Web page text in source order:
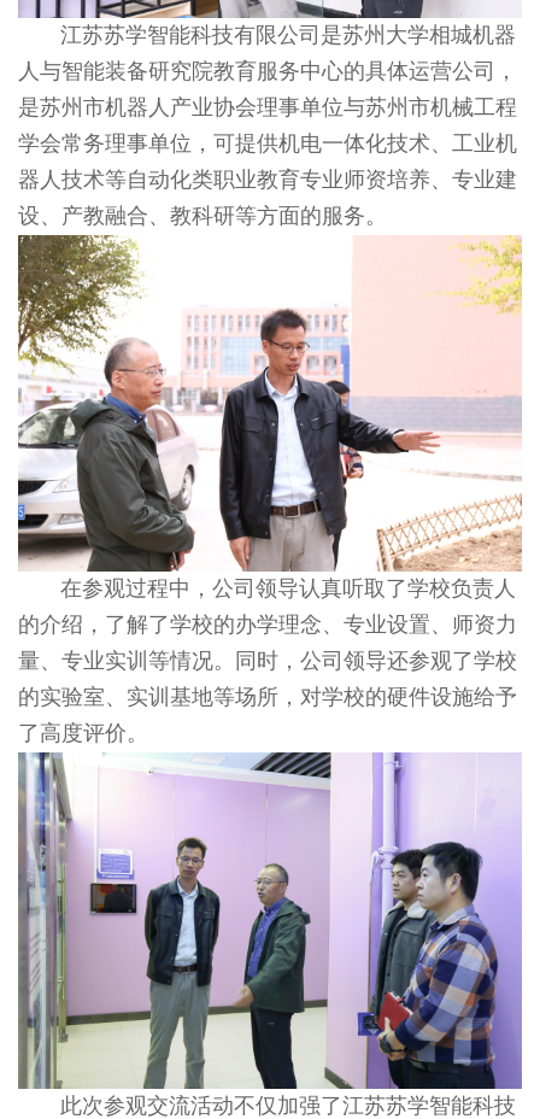
江苏苏学智能科技有限公司是苏州大学相城机器
人与智能装备研究院教育服务中心的具体运营公司，
是苏州市机器人产业协会理事单位与苏州市机械工程
学会常务理事单位，可提供机电一体化技术、工业机
器人技术等自动化类职业教育专业师资培养、专业建
设、产教融合、教科研等方面的服务。
在参观过程中，公司领导认真听取了学校负责人
的介绍，了解了学校的办学理念、专业设置、师资力
量、专业实训等情况。同时，公司领导还参观了学校
的实验室、实训基地等场所，对学校的硬件设施给予
了高度评价。
此次参观交流活动不仅加强了江苏苏学智能科技